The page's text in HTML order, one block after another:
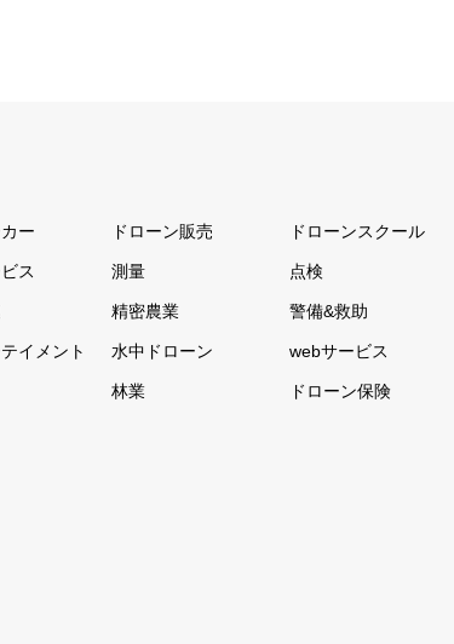
ー ドローン販売 ドローンスクール
ス 測量 点検
精密農業 警備&救助
イメント 水中ドローン webサービス
林業 ドローン保険